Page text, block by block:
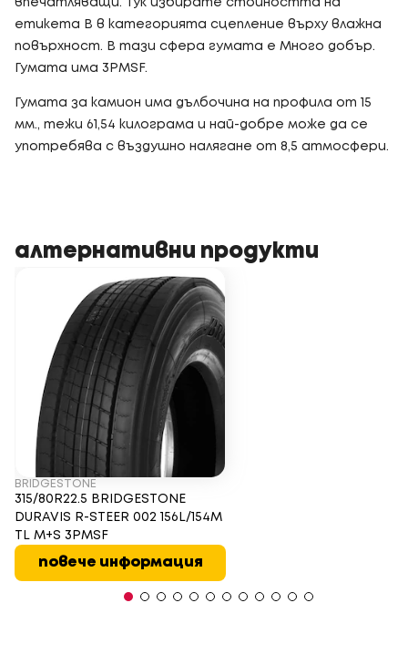
впечатляващи. Тук избирате стойността на
етикета B в категорията сцепление върху влажна
повърхност. В тази сфера гумата е Много добър.
Гумата има 3PMSF.
Гумата за камион има дълбочина на профила от 15
мм., тежи 61,54 килограма и най-добре може да се
употребява с въздушно налягане от 8,5 атмосфери.
алтернативни продукти
BRIDGESTONE
315/80R22.5 BRIDGESTONE
DURAVIS R-STEER 002 156L/154M
TL M+S 3PMSF
повече информация